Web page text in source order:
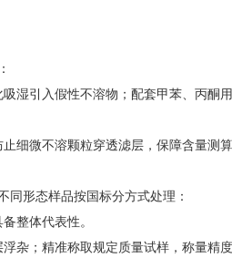
湿引入假性不溶物；配套甲苯、丙酮用
细微不溶颗粒穿透滤层，保障含量测算
形态样品按国标分方式处理：
整体代表性。
杂；精准称取规定质量试样，称量精